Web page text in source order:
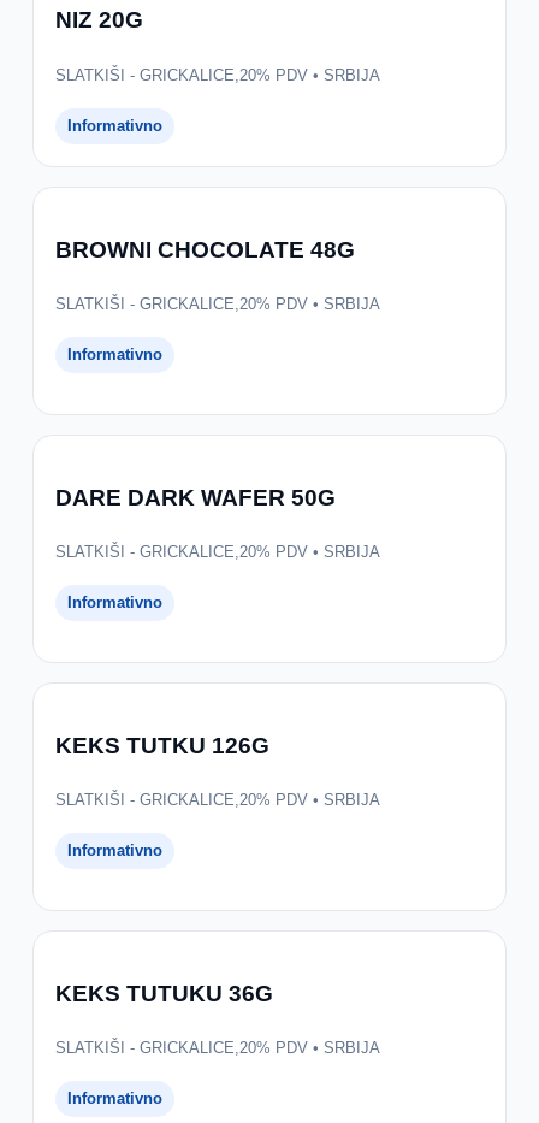
NIZ 20G
SLATKIŠI - GRICKALICE,20% PDV • SRBIJA
Informativno
BROWNI CHOCOLATE 48G
SLATKIŠI - GRICKALICE,20% PDV • SRBIJA
Informativno
DARE DARK WAFER 50G
SLATKIŠI - GRICKALICE,20% PDV • SRBIJA
Informativno
KEKS TUTKU 126G
SLATKIŠI - GRICKALICE,20% PDV • SRBIJA
Informativno
KEKS TUTUKU 36G
SLATKIŠI - GRICKALICE,20% PDV • SRBIJA
Informativno